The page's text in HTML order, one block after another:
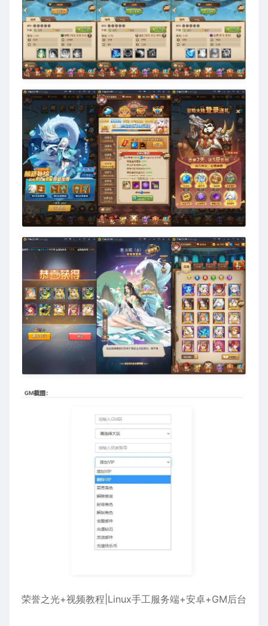
荣誉之光+视频教程|Linux手工服务端+安卓+GM后台